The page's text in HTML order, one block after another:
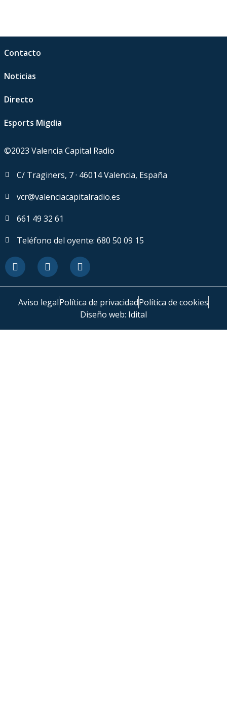
Contacto
Noticias
Directo
Esports Migdia
©2023 Valencia Capital Radio
C/ Traginers, 7 · 46014 Valencia, España
vcr@valenciacapitalradio.es
661 49 32 61
Teléfono del oyente: 680 50 09 15
Aviso legalPolítica de privacidadPolítica de cookies
Diseño web: Idital